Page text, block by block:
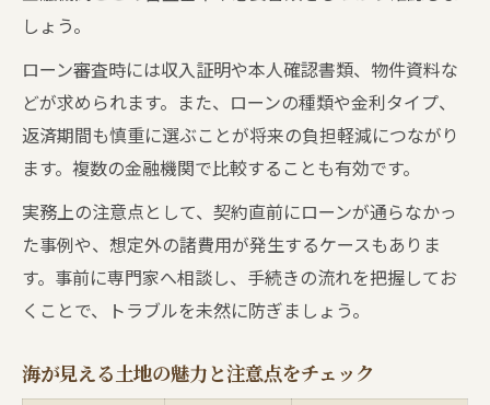
しょう。
ローン審査時には収入証明や本人確認書類、物件資料な
どが求められます。また、ローンの種類や金利タイプ、
返済期間も慎重に選ぶことが将来の負担軽減につながり
ます。複数の金融機関で比較することも有効です。
実務上の注意点として、契約直前にローンが通らなかっ
た事例や、想定外の諸費用が発生するケースもありま
す。事前に専門家へ相談し、手続きの流れを把握してお
くことで、トラブルを未然に防ぎましょう。
海が見える土地の魅力と注意点をチェック